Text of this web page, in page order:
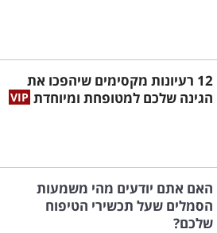
12 רעיונות מקסימים שיהפכו את
הגינה שלכם למטופחת ומיוחדת
האם אתם יודעים מהי משמעות
הסמלים שעל תכשירי הטיפוח
שלכם?